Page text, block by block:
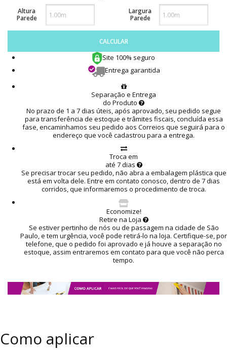
Altura
Parede
Largura
Parede
CALCULAR
Site 100% seguro
Entrega garantida
Separação e Entrega
do Produto
No prazo de 1 a 7 dias úteis, após aprovado, seu pedido segue
para transferência de estoque e trâmites fiscais, concluída essa
fase, encaminhamos seu pedido aos Correios que seguirá para o
endereço que você cadastrou para a entrega.
Troca em
até 7 dias
Se precisar trocar seu pedido, não abra a embalagem plástica que
está em volta dele. Entre em contato conosco, dentro de 7 dias
corridos, que informaremos o procedimento de troca.
Economize!
Retire na Loja
Se estiver pertinho de nós ou de passagem na cidade de São
Paulo, e tem urgência, você pode retirá-lo na loja. Certifique-se, por
telefone, que o pedido foi aprovado e já houve a separação no
estoque, assim entraremos em contato para que você não perca
tempo.
Como aplicar